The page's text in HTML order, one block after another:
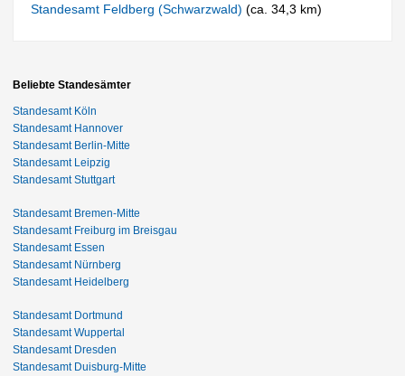
Standesamt Feldberg (Schwarzwald)(ca. 34,3 km)
Beliebte Standesämter
Standesamt Köln
Standesamt Hannover
Standesamt Berlin-Mitte
Standesamt Leipzig
Standesamt Stuttgart
Standesamt Bremen-Mitte
Standesamt Freiburg im Breisgau
Standesamt Essen
Standesamt Nürnberg
Standesamt Heidelberg
Standesamt Dortmund
Standesamt Wuppertal
Standesamt Dresden
Standesamt Duisburg-Mitte